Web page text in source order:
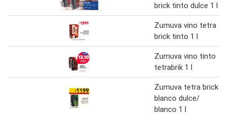
brick tinto dulce 1 l
Zumuva vino tetra
brick tinto 1 l
Zumuva vino tinto
tetrabrik 1 l
Zumuva tetra brick
blanco dulce/
blanco 1 l